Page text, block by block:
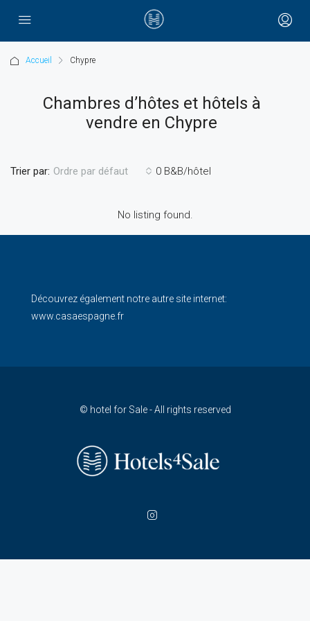
Accueil Chypre
Chambres d’hôtes et hôtels à
vendre en Chypre
0 B&B/hôtel
Trier par: Ordre par défaut
No listing found.
Découvrez également notre autre site internet:
www.casaespagne.fr
© hotel for Sale - All rights reserved